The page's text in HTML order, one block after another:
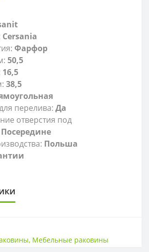
Cersania
Фарфор
50,5
16,5
38,5
перелива: Да
отверстия под
Посередине
Польша
, Мебельные раковины